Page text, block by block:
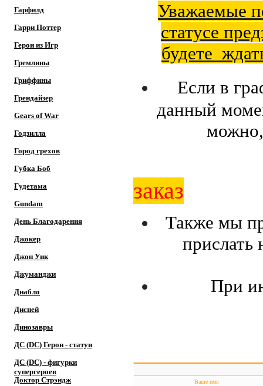
Гарфилд
Гарри Поттер
Герои из Игр
Гремлины
Гриффины
Грендайзер
Gears of War
Годзилла
Город грехов
Губка Боб
Гудетама
Gundam
День Благодарения
Джокер
Джон Уик
Джуманджи
Диабло
Дисней
Динозавры
ДС (DC) Герои - cтатуи
ДС (DC) - фигурки
супергероев
Доктор Cтрэндж
Уважаемые
статусе
будете
Если в
данный
заказ
Также мы
При
Ваше имя